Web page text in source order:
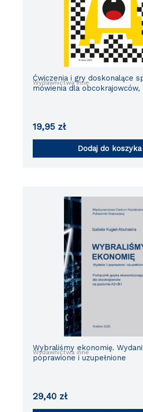
Wydawnictwa inne
Ćwiczenia i gry doskonalące
mówienia dla obcokrajowców,
19,95 zł
Dodaj do koszyka
Wydawnictwa inne
Wybraliśmy ekonomię.
poprawione i uzupełnione
29,40 zł